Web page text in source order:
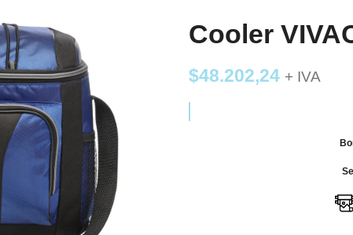
Cooler
$48.202,24 + IVA